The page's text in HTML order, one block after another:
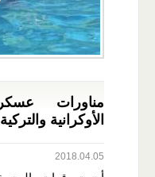
مناورات
الأوكرانية
2018.04.05